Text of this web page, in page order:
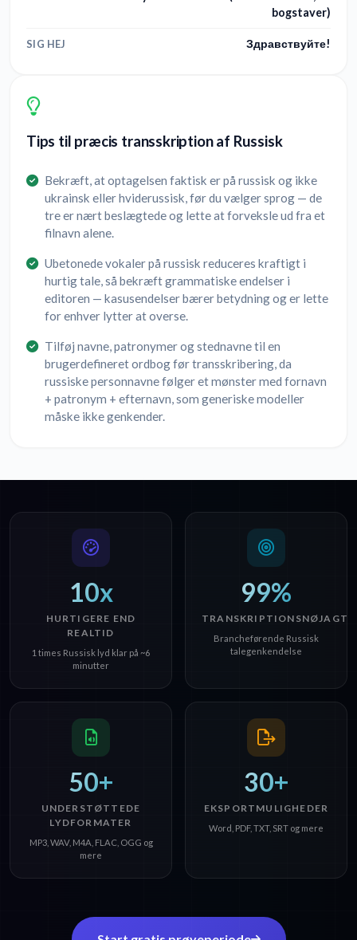
bogstaver)
SIG HEJ Здравствуйте!
Tips til præcis transskription af Russisk
Bekræft, at optagelsen faktisk er på russisk og ikke
ukrainsk eller hviderussisk, før du vælger sprog — de
tre er nært beslægtede og lette at forveksle ud fra et
filnavn alene.
Ubetonede vokaler på russisk reduceres kraftigt i
hurtig tale, så bekræft grammatiske endelser i
editoren — kasusendelser bærer betydning og er lette
for enhver lytter at overse.
Tilføj navne, patronymer og stednavne til en
brugerdefineret ordbog før transskribering, da
russiske personnavne følger et mønster med fornavn
+ patronym + efternavn, som generiske modeller
måske ikke genkender.
10x
HURTIGERE END
REALTID
1 times Russisk lyd klar på ~6
minutter
99%
Brancheførende Russisk
talegenkendelse
50+
UNDERSTØTTEDE
LYDFORMATER
MP3, WAV, M4A, FLAC, OGG og
mere
30+
EKSPORTMULIGHEDER
Word, PDF, TXT, SRT og mere